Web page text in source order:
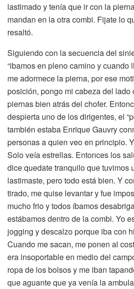
lastimado y tenía que ir con la
mandan en la otra combi. Fijate lo
resaltó.
Siguiendo con la secuencia del
“ibamos en pleno camino y cuando
me adormece la pierna, por ese
posición, pongo mi cabeza del lado
piernas bien atrás del chofer.
despierta uno de los dirigentes, el
también estaba Enrique Gauvry
personas a quien veo en principio.
Solo veía estrellas. Entonces los
dice quedate tranquilo que tuvimos
lastimaste, pero todo está bien. Y
tirado, me quise levantar y fue
mucho frio y todos íbamos
estábamos dentro de la combi. Yo
jogging y descalzo porque iba con
Cuando me sacan, me ponen al
era insoportable en medio del
ropa de los bolsos y me iban
que aguante que ya venía la